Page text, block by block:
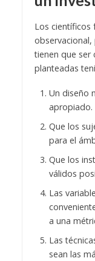
Los científicos
tienen que ser
planteadas
Un diseño
apropiado.
Que los
para el
Que los
válidos
Las
a una
Las
sean las